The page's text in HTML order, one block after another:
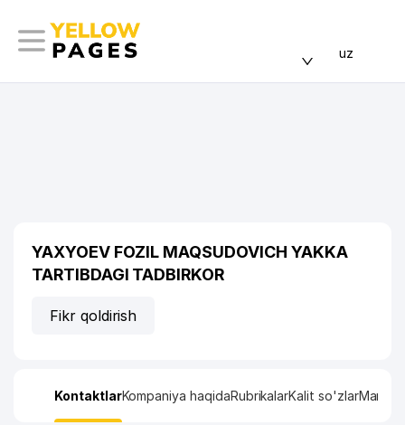
uz
YAXYOEV FOZIL MAQSUDOVICH YAKKA
TARTIBDAGI TADBIRKOR
Fikr qoldirish
KontaktlarKompaniya haqidaRubrikalarKalit so'zlarManzil